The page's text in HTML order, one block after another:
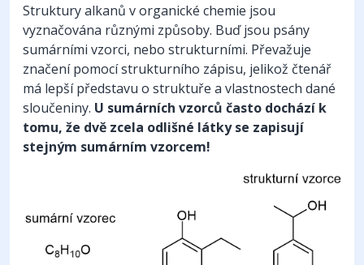
Struktury alkanů v organické chemie jsou
vyznačována různými způsoby. Buď jsou psány
sumárními vzorci, nebo strukturními. Převažuje
značení pomocí strukturního zápisu, jelikož čtenář
má lepší představu o struktuře a vlastnostech dané
sloučeniny. U sumárních vzorců často dochází k
tomu, že dvě zcela odlišné látky se zapisují
stejným sumárním vzorcem!